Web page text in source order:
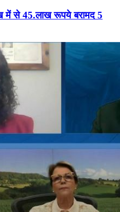
में से 45.लाख रूपये बरामद 5